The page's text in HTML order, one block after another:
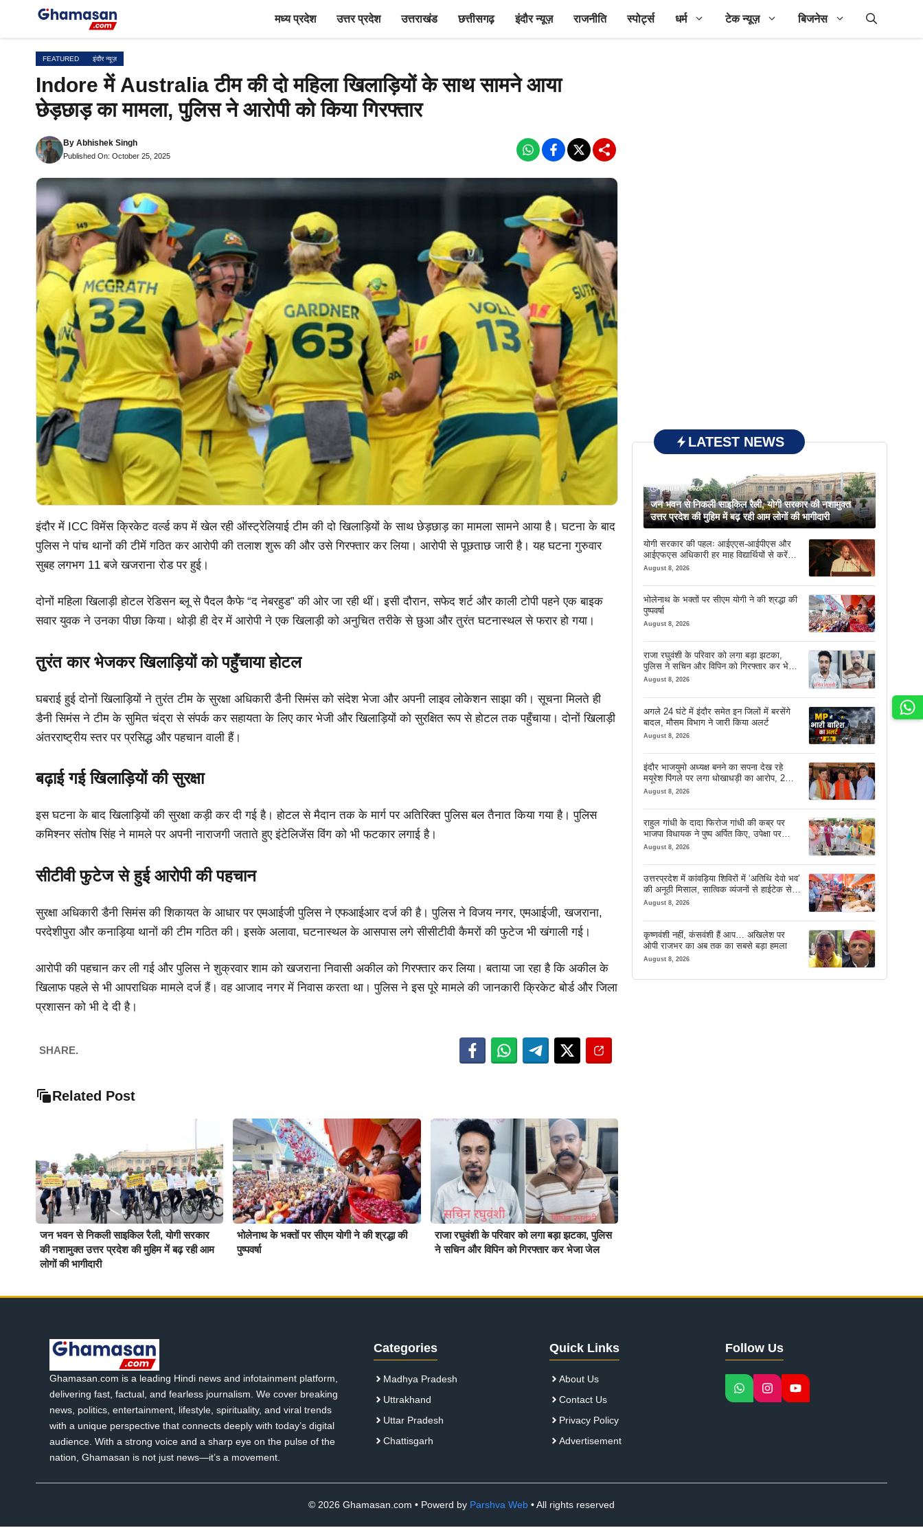
मध्य प्रदेश उत्तर प्रदेश उत्तराखंड छत्तीसगढ़ इंदौर न्यूज़ राजनीति स्पोर्ट्स धर्म टेक न्यूज़ बिजनेस
FEATURED इंदौर न्यूज़
Indore में Australia टीम की दो महिला खिलाड़ियों के साथ सामने आया
छेड़छाड़ का मामला, पुलिस ने आरोपी को किया गिरफ्तार
By Abhishek Singh
Published On: October 25, 2025
इंदौर में ICC विमेंस क्रिकेट वर्ल्ड कप में खेल रही ऑस्ट्रेलियाई टीम की दो खिलाड़ियों के साथ छेड़छाड़ का मामला सामने आया है। घटना के बाद
पुलिस ने पांच थानों की टीमें गठित कर आरोपी की तलाश शुरू की और उसे गिरफ्तार कर लिया। आरोपी से पूछताछ जारी है। यह घटना गुरुवार
सुबह लगभग 11 बजे खजराना रोड पर हुई।
दोनों महिला खिलाड़ी होटल रेडिसन ब्लू से पैदल कैफे “द नेबरहुड” की ओर जा रही थीं। इसी दौरान, सफेद शर्ट और काली टोपी पहने एक बाइक
सवार युवक ने उनका पीछा किया। थोड़ी ही देर में आरोपी ने एक खिलाड़ी को अनुचित तरीके से छुआ और तुरंत घटनास्थल से फरार हो गया।
तुरंत कार भेजकर खिलाड़ियों को पहुँचाया होटल
घबराई हुई दोनों खिलाड़ियों ने तुरंत टीम के सुरक्षा अधिकारी डैनी सिमंस को संदेश भेजा और अपनी लाइव लोकेशन साझा की। सूचना मिलते ही
डैनी सिमंस ने टीम के सुमित चंद्रा से संपर्क कर सहायता के लिए कार भेजी और खिलाड़ियों को सुरक्षित रूप से होटल तक पहुँचाया। दोनों खिलाड़ी
अंतरराष्ट्रीय स्तर पर प्रसिद्ध और पहचान वाली हैं।
बढ़ाई गई खिलाड़ियों की सुरक्षा
इस घटना के बाद खिलाड़ियों की सुरक्षा कड़ी कर दी गई है। होटल से मैदान तक के मार्ग पर अतिरिक्त पुलिस बल तैनात किया गया है। पुलिस
कमिश्नर संतोष सिंह ने मामले पर अपनी नाराजगी जताते हुए इंटेलिजेंस विंग को भी फटकार लगाई है।
सीटीवी फुटेज से हुई आरोपी की पहचान
सुरक्षा अधिकारी डैनी सिमंस की शिकायत के आधार पर एमआईजी पुलिस ने एफआईआर दर्ज की है। पुलिस ने विजय नगर, एमआईजी, खजराना,
परदेशीपुरा और कनाड़िया थानों की टीम गठित की। इसके अलावा, घटनास्थल के आसपास लगे सीसीटीवी कैमरों की फुटेज भी खंगाली गई।
आरोपी की पहचान कर ली गई और पुलिस ने शुक्रवार शाम को खजराना निवासी अकील को गिरफ्तार कर लिया। बताया जा रहा है कि अकील के
खिलाफ पहले से भी आपराधिक मामले दर्ज हैं। वह आजाद नगर में निवास करता था। पुलिस ने इस पूरे मामले की जानकारी क्रिकेट बोर्ड और जिला
प्रशासन को भी दे दी है।
SHARE.
Related Post
जन भवन से निकली साइकिल रैली, योगी सरकार
की नशामुक्त उत्तर प्रदेश की मुहिम में बढ़ रही आम
लोगों की भागीदारी
भोलेनाथ के भक्तों पर सीएम योगी ने की श्रद्धा की
पुष्पवर्षा
राजा रघुवंशी के परिवार को लगा बड़ा झटका, पुलिस
ने सचिन और विपिन को गिरफ्तार कर भेजा जेल
LATEST NEWS
August 8, 2026
जन भवन से निकली साइकिल रैली, योगी सरकार की नशामुक्त
उत्तर प्रदेश की मुहिम में बढ़ रही आम लोगों की भागीदारी
योगी सरकार की पहलः आईएएस-आईपीएस और
आईएफएस अधिकारी हर माह विद्यार्थियों से करेंगे
संवाद
August 8, 2026
भोलेनाथ के भक्तों पर सीएम योगी ने की श्रद्धा की
पुष्पवर्षा
August 8, 2026
राजा रघुवंशी के परिवार को लगा बड़ा झटका,
पुलिस ने सचिन और विपिन को गिरफ्तार कर भेजा
जेल
August 8, 2026
अगले 24 घंटे में इंदौर समेत इन जिलों में बरसेंगे
बादल, मौसम विभाग ने जारी किया अलर्ट
August 8, 2026
इंदौर भाजयुमो अध्यक्ष बनने का सपना देख रहे
मयूरेश पिंगले पर लगा धोखाधड़ी का आरोप, 2
करोड़ 18 लाख लेने के बाद भी नहीं दिया जमीन
August 8, 2026
राहुल गांधी के दादा फिरोज गांधी की कब्र पर
भाजपा विधायक ने पुष्प अर्पित किए, उपेक्षा पर
दिखाया आईना
August 8, 2026
उत्तरप्रदेश में कांवड़िया शिविरों में ‘अतिथि देवो भव’
की अनूठी मिसाल, सात्विक व्यंजनों से हाईटेक सेवा
तक खास इंतजाम
August 8, 2026
कृष्णवंशी नहीं, कंसवंशी हैं आप… अखिलेश पर
ओपी राजभर का अब तक का सबसे बड़ा हमला
August 8, 2026
Ghamasan.com is a leading Hindi news and infotainment platform,
delivering fast, factual, and fearless journalism. We cover breaking
news, politics, entertainment, lifestyle, spirituality, and viral trends
with a unique perspective that connects deeply with today’s digital
audience. With a strong voice and a sharp eye on the pulse of the
nation, Ghamasan is not just news—it’s a movement.
Categories
Madhya Pradesh
Uttrakhand
Uttar Pradesh
Chattisgarh
Quick Links
About Us
Contact Us
Privacy Policy
Advertisement
Follow Us
© 2026 Ghamasan.com • Powerd by Parshva Web • All rights reserved